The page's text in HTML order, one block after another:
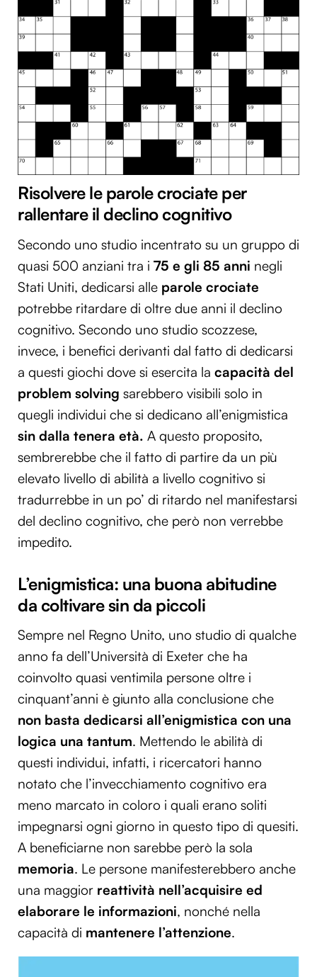
Risolvere le parole crociate per
rallentare il declino cognitivo
Secondo uno studio incentrato su un gruppo di
quasi 500 anziani tra i 75 e gli 85 anni negli
Stati Uniti, dedicarsi alle parole crociate
potrebbe ritardare di oltre due anni il declino
cognitivo. Secondo uno studio scozzese,
invece, i benefici derivanti dal fatto di dedicarsi
a questi giochi dove si esercita la capacità del
problem solving sarebbero visibili solo in
quegli individui che si dedicano all’enigmistica
sin dalla tenera età. A questo proposito,
sembrerebbe che il fatto di partire da un più
elevato livello di abilità a livello cognitivo si
tradurrebbe in un po’ di ritardo nel manifestarsi
del declino cognitivo, che però non verrebbe
impedito.
L’enigmistica: una buona abitudine
da coltivare sin da piccoli
Sempre nel Regno Unito, uno studio di qualche
anno fa dell’Università di Exeter che ha
coinvolto quasi ventimila persone oltre i
cinquant’anni è giunto alla conclusione che
non basta dedicarsi all’enigmistica con una
logica una tantum. Mettendo le abilità di
questi individui, infatti, i ricercatori hanno
notato che l’invecchiamento cognitivo era
meno marcato in coloro i quali erano soliti
impegnarsi ogni giorno in questo tipo di quesiti.
A beneficiarne non sarebbe però la sola
memoria. Le persone manifesterebbero anche
una maggior reattività nell’acquisire ed
elaborare le informazioni, nonché nella
capacità di mantenere l’attenzione.